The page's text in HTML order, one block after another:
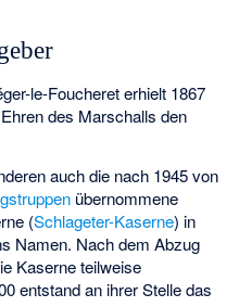
le-Foucheret erhielt 1867
des Marschalls den
auch die nach 1945 von
übernommene
(Schlageter-Kaserne) in
Namen. Nach dem Abzug
Kaserne teilweise
entstand an ihrer Stelle das